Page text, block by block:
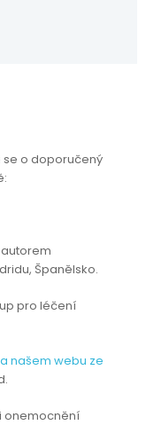
se o doporučený
Španělsko.
pro léčení
našem webu ze
onemocnění